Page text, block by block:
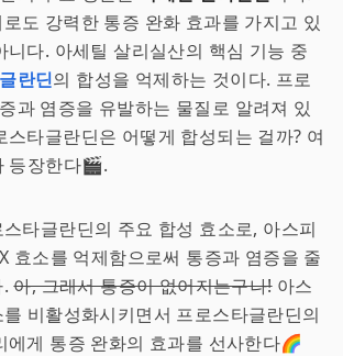
도 강력한 통증 완화 효과를 가지고 있
니다. 아세틸 살리실산의 핵심 기능 중
란딘의 합성을 억제하는 것이다. 프로
과 염증을 유발하는 물질로 알려져 있
스타글란딘은 어떻게 합성되는 걸까? 여
등장한다🎬.
타글란딘의 주요 합성 효소로, 아스피
효소를 억제함으로써 통증과 염증을 줄
.아, 그래서 통증이 없어지는구나!아스
비활성화시키면서 프로스타글란딘의
에게 통증 완화의 효과를 선사한다🌈